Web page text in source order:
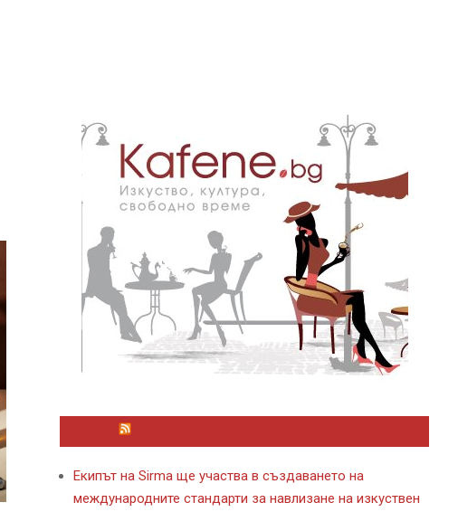
Екипът на Sirma ще участва в създаването на
международните стандарти за навлизане на изкуствен